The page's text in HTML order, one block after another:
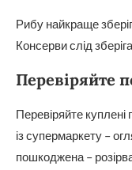
Рибу найкраще
Консерви слід
Перевіряйте
Перевіряйте
із супермаркету –
пошкоджена –